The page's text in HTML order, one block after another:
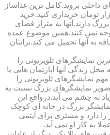
داخلی بروید.کامل ترین غذاساز
را می توانید با حدود 100 هزار تومان خریداری کنید.خرید
دارند.آنها به متراژ فضای
نمی کنند.همین موضوع عمده
به آنها تحمیل می کند.برایتان
نمایشگرهای تلویزیونی را
زندگی آنها آپارتمان هایی با
نمایشگرهای تلویزیونی را
نمایشگرهای بزرگ نسبت به
به چشم می آید.درواقع این
بزرگ در خانه ای کوچک
دارد و مشتری برای آیتمی
به کار او نمی آید.